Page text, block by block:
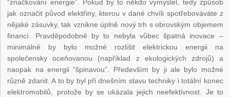
“značkování energie”. Pokud by to někdo vymyslel, tedy způsob
jak označit původ elektřiny, kterou v dané chvíli spotřebováváte z
nějaké zásuvky, tak vznikne úplně nový trh s obrovským objemem
financí. Pravděpodobně by to nebyla vůbec špatná inovace –
minimálně by bylo možné rozlišit elektrickou energii na
společensky oceňovanou (například z ekologických zdrojů) a
naopak na energii “špinavou”. Především by ji ale bylo možné
různě zdanit. A to by byl při dnešním stavu techniky i totální konec
elektromobilů, protože by se ukázala jejich neefektivnost. Je to